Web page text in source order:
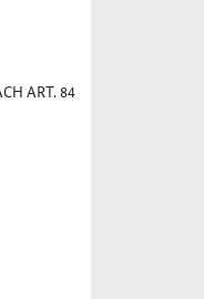
ART. 84